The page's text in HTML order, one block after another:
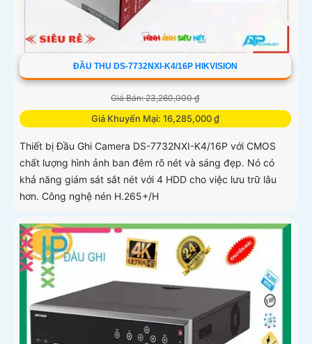
ĐẦU THU DS-7732NXI-K4/16P HIKVISION
Giá Bán: 23,260,000 ₫
Giá Khuyến Mại: 16,285,000 ₫
Thiết bị Đầu Ghi Camera DS-7732NXI-K4/16P với CMOS
chất lượng hình ảnh ban đêm rõ nét và sáng đẹp. Nó có
khả năng giám sát sắt nét với 4 HDD cho việc lưu trữ lâu
hơn. Công nghệ nén H.265+/H